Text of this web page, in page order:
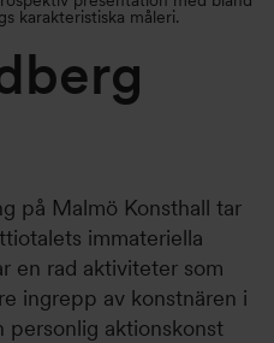
karakteristiska måleri.
på Malmö Konsthall tar
immateriella
en rad aktiviteter som
ingrepp av konstnären i
personlig aktionskonst